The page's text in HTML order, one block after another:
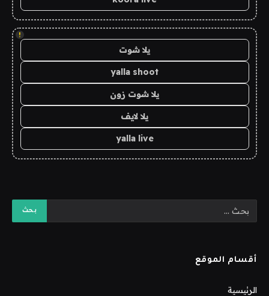
!
يلا شوت
yalla shoot
يلا شوت زون
يلا لايف
yalla live
أقسام الموقع
الرئيسية